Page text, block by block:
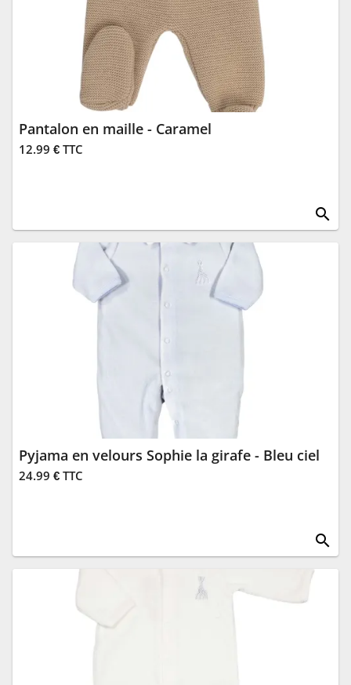
Pantalon en maille - Caramel
12.99 € TTC
search
Pyjama en velours Sophie la girafe - Bleu ciel
24.99 € TTC
search